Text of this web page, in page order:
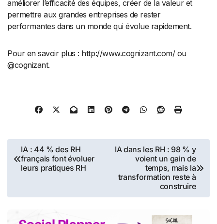
améliorer l’efficacité des équipes, créer de la valeur et
permettre aux grandes entreprises de rester
performantes dans un monde qui évolue rapidement.
Pour en savoir plus : http://www.cognizant.com/ ou
@cognizant.
Navigation
de
IA : 44 % des RH
français font évoluer
leurs pratiques RH
IA dans les RH : 98 % y
voient un gain de
temps, mais la
transformation reste à
construire